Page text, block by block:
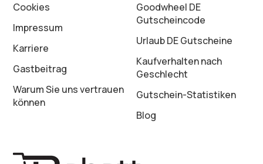
Cookies
Impressum
Karriere
Gastbeitrag
Warum Sie uns vertrauen
können
Goodwheel DE
Gutscheincode
Urlaub DE Gutscheine
Kaufverhalten nach
Geschlecht
Gutschein-Statistiken
Blog